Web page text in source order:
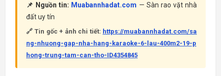
📌 Nguồn tin: Muabannhadat.com — Sàn rao vặt nhà
đất uy tín
🔗 Tin gốc + ảnh chi tiết: https://muabannhadat.com/sa
ng-nhuong-gap-nha-hang-karaoke-6-lau-400m2-19-p
hong-trung-tam-can-tho-ID4354845